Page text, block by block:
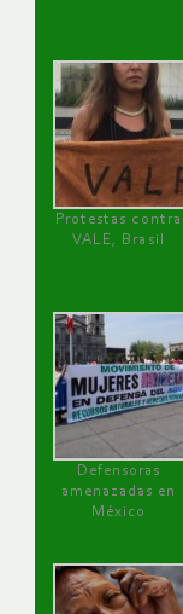
Protestas contra
VALE, Brasil
Defensoras
amenazadas en
México